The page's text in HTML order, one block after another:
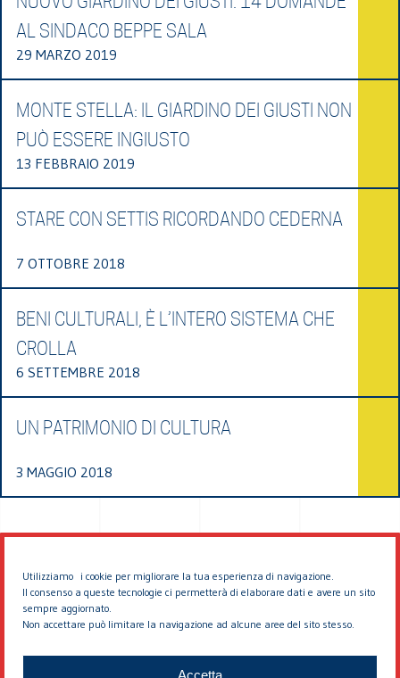
Utilizziamo i cookie per migliorare la tua esperienza di navigazione.
Il consenso a queste tecnologie ci permetterà di elaborare dati e avere un sito
sempre aggiornato.
Non accettare può limitare la navigazione ad alcune aree del sito stesso.
Accetta
AL SINDACO BEPPE SALA
29 MARZO 2019
MONTE STELLA: IL GIARDINO DEI GIUSTI NON
PUÒ ESSERE INGIUSTO
13 FEBBRAIO 2019
STARE CON SETTIS RICORDANDO CEDERNA
7 OTTOBRE 2018
BENI CULTURALI, È L’INTERO SISTEMA CHE
CROLLA
6 SETTEMBRE 2018
UN PATRIMONIO DI CULTURA
3 MAGGIO 2018
© 2026 EDDYBURG